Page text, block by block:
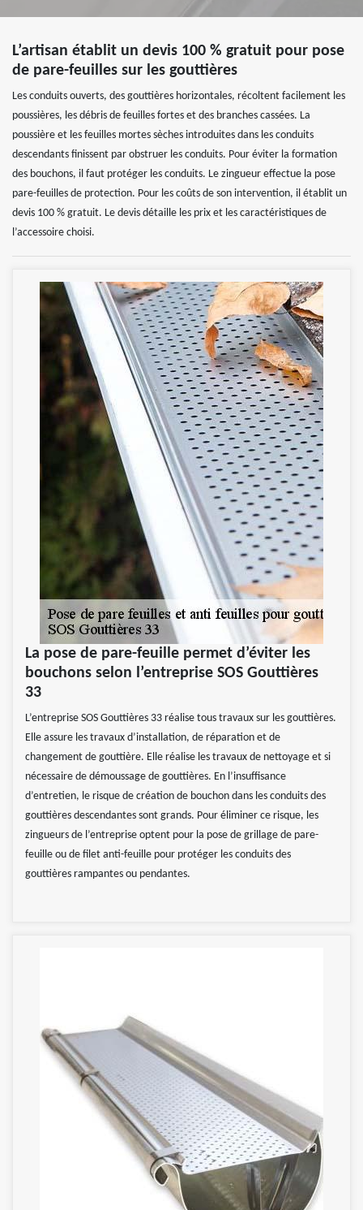
L’artisan établit un devis 100 % gratuit pour pose
de pare-feuilles sur les gouttières
Les conduits ouverts, des gouttières horizontales, récoltent facilement les
poussières, les débris de feuilles fortes et des branches cassées. La
poussière et les feuilles mortes sèches introduites dans les conduits
descendants finissent par obstruer les conduits. Pour éviter la formation
des bouchons, il faut protéger les conduits. Le zingueur effectue la pose
pare-feuilles de protection. Pour les coûts de son intervention, il établit un
devis 100 % gratuit. Le devis détaille les prix et les caractéristiques de
l’accessoire choisi.
La pose de pare-feuille permet d’éviter les
bouchons selon l’entreprise SOS Gouttières
33
L’entreprise SOS Gouttières 33 réalise tous travaux sur les gouttières.
Elle assure les travaux d’installation, de réparation et de
changement de gouttière. Elle réalise les travaux de nettoyage et si
nécessaire de démoussage de gouttières. En l’insuffisance
d’entretien, le risque de création de bouchon dans les conduits des
gouttières descendantes sont grands. Pour éliminer ce risque, les
zingueurs de l’entreprise optent pour la pose de grillage de pare-
feuille ou de filet anti-feuille pour protéger les conduits des
gouttières rampantes ou pendantes.